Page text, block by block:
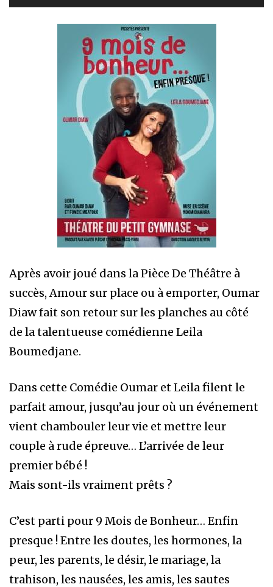
audio
Après avoir joué dans la Pièce De Théâtre à
succès, Amour sur place ou à emporter, Oumar
Diaw fait son retour sur les planches au côté
de la talentueuse comédienne Leila
Boumedjane.
Dans cette Comédie Oumar et Leila filent le
parfait amour, jusqu’au jour où un événement
vient chambouler leur vie et mettre leur
couple à rude épreuve… L’arrivée de leur
premier bébé !
Mais sont-ils vraiment prêts ?
C’est parti pour 9 Mois de Bonheur… Enfin
presque ! Entre les doutes, les hormones, la
peur, les parents, le désir, le mariage, la
trahison, les nausées, les amis, les sautes